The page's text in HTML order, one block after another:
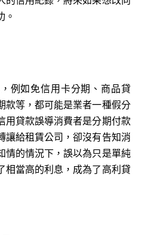
。
例如免信用卡分期、商品貸
款等，都可能是業者一種假分
用貸款誤導消費者是分期付款
讓給租賃公司，卻沒有告知消
情的情況下，誤以為只是單純
相當高的利息，成為了高利貸